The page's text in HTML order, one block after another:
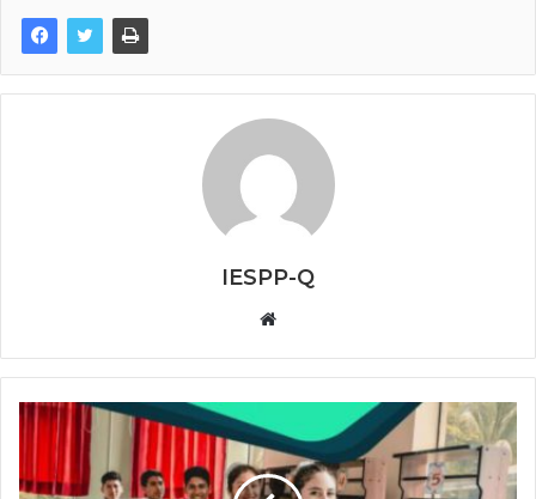
IESPP-Q
Website